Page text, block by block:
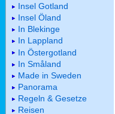
Insel Gotland
Insel Öland
In Blekinge
In Lappland
In Östergotland
In Småland
Made in Sweden
Panorama
Regeln & Gesetze
Reisen